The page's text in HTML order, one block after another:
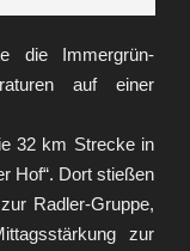
die Immergrün-
auf einer
32 km Strecke in
Hof“. Dort stießen
Radler-Gruppe,
zur